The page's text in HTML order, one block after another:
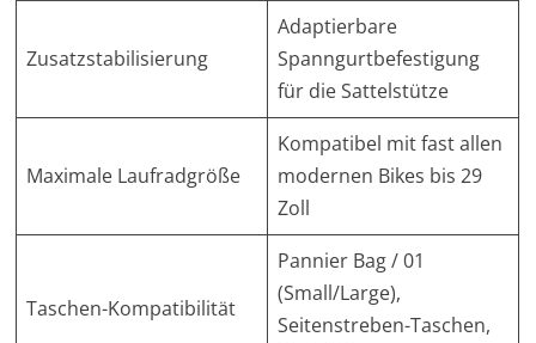
Zusatzstabilisierung
Adaptierbare
Spanngurtbefestigung
für die Sattelstütze
Maximale Laufradgröße
Kompatibel mit fast allen
modernen Bikes bis 29
Zoll
Taschen-Kompatibilität
Pannier Bag / 01
(Small/Large),
Seitenstreben-Taschen,